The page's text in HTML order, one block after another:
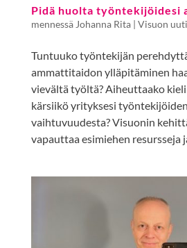
Pidä huolta työntekijöidesi
mennessä Johanna Rita| Visuon
Tuntuuko työntekijän
ammattitaidon ylläpitäminen
vievältä työltä? Aiheuttaako
kärsiikö yrityksesi
vaihtuvuudesta? Visuonin
vapauttaa esimiehen resursseja